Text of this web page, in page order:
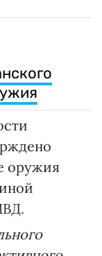
оружия